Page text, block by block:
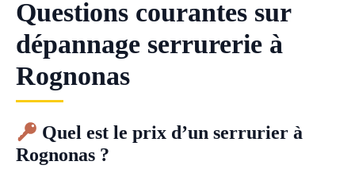
Questions courantes sur
dépannage serrurerie à
Rognonas
Quel est le prix d’un serrurier à
Rognonas ?